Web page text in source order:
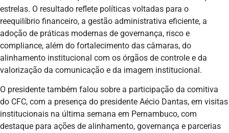
estrelas. O resultado reflete políticas voltadas para o
reequilíbrio financeiro, a gestão administrativa eficiente, a
adoção de práticas modernas de governança, risco e
compliance, além do fortalecimento das câmaras, do
alinhamento institucional com os órgãos de controle e da
valorização da comunicação e da imagem institucional.
O presidente também falou sobre a participação da comitiva
do CFC, com a presença do presidente Aécio Dantas, em visitas
institucionais na última semana em Pernambuco, com
destaque para ações de alinhamento, governança e parcerias